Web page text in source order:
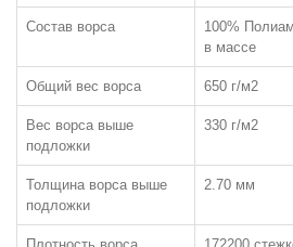
Флокированное покрытие (Флотекс)
Выставочный
ЧАСТО ИЩУТ:
Ковролин класса КМ3 или лучше
Ковровая плитка класса КМ2
Ковровая плитка класса КМ3 и лучше
Состав ворса
100%
в массе
Общий вес ворса 650 г/м2
Вес ворса выше
подложки
330 г/м2
Толщина ворса выше
подложки
2.70 мм
Плотность ворса 172200